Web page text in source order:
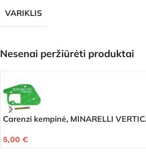
VARIKLIS
Nesenai peržiūrėti produktai
Carenzi kempinė, MINARELLI
5,00 €